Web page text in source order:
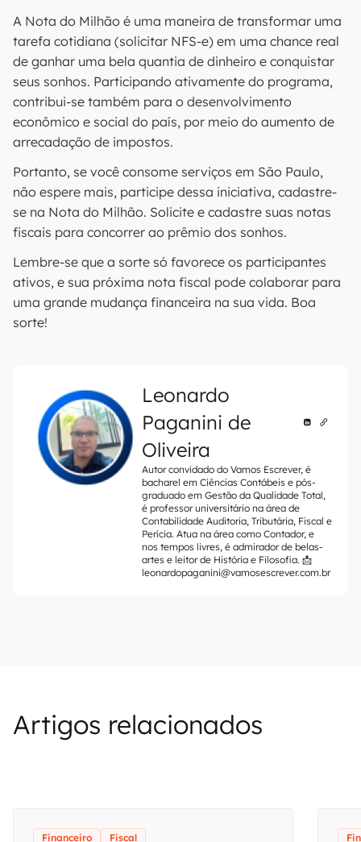
A Nota do Milhão é uma maneira de transformar uma
tarefa cotidiana (solicitar NFS-e) em uma chance real
de ganhar uma bela quantia de dinheiro e conquistar
seus sonhos. Participando ativamente do programa,
contribui-se também para o desenvolvimento
econômico e social do país, por meio do aumento de
arrecadação de impostos.
Portanto, se você consome serviços em São Paulo,
não espere mais, participe dessa iniciativa, cadastre-
se na Nota do Milhão. Solicite e cadastre suas notas
fiscais para concorrer ao prêmio dos sonhos.
Lembre-se que a sorte só favorece os participantes
ativos, e sua próxima nota fiscal pode colaborar para
uma grande mudança financeira na sua vida. Boa
sorte!
Leonardo
Paganini de
Oliveira
Autor convidado do Vamos Escrever, é
bacharel em Ciências Contábeis e pós-
graduado em Gestão da Qualidade Total,
é professor universitário na área de
Contabilidade Auditoria, Tributária, Fiscal e
Perícia. Atua na área como Contador, e
nos tempos livres, é admirador de belas-
artes e leitor de História e Filosofia. 📩
leonardopaganini@vamosescrever.com.br
Artigos relacionados
Financeiro Fiscal